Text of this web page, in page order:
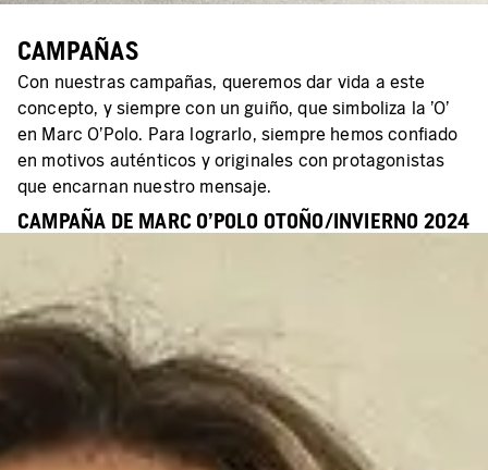
CAMPAÑAS
Con nuestras campañas, queremos dar vida a este
concepto, y siempre con un guiño, que simboliza la 'O'
en Marc O'Polo. Para lograrlo, siempre hemos confiado
en motivos auténticos y originales con protagonistas
que encarnan nuestro mensaje.
CAMPAÑA DE MARC O'POLO OTOÑO/INVIERNO 2024